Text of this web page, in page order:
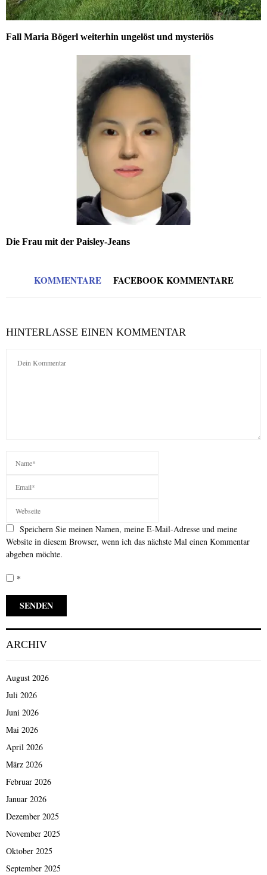
Fall Maria Bögerl weiterhin ungelöst und mysteriös
Die Frau mit der Paisley-Jeans
KOMMENTARE FACEBOOK KOMMENTARE
HINTERLASSE EINEN KOMMENTAR
Speichern Sie meinen Namen, meine E-Mail-Adresse und meine
Website in diesem Browser, wenn ich das nächste Mal einen Kommentar
abgeben möchte.
*
ARCHIV
August 2026
Juli 2026
Juni 2026
Mai 2026
April 2026
März 2026
Februar 2026
Januar 2026
Dezember 2025
November 2025
Oktober 2025
September 2025